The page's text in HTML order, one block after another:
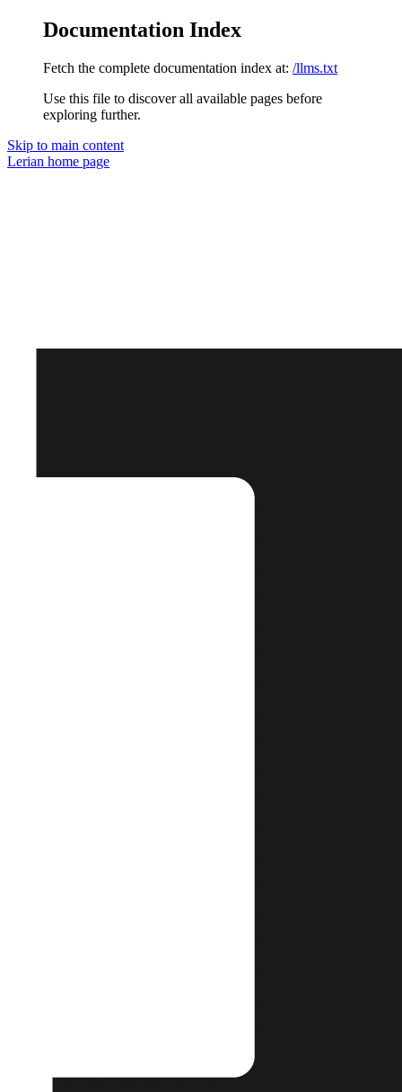
Documentation Index
Fetch the complete documentation index at: /llms.txt
Use this file to discover all available pages before
exploring further.
Skip to main content
Lerian home page